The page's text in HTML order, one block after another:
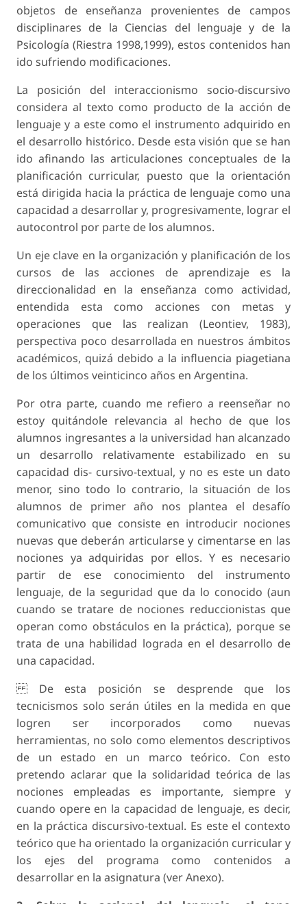
objetos de enseñanza provenientes de campos
disciplinares de la Ciencias del lenguaje y de la
Psicología (Riestra 1998,1999), estos contenidos han
ido sufriendo modificaciones.
La posición del interaccionismo socio-discursivo
considera al texto como producto de la acción de
lenguaje y a este como el instrumento adquirido en
el desarrollo histórico. Desde esta visión que se han
ido afinando las articulaciones conceptuales de la
planificación curricular, puesto que la orientación
está dirigida hacia la práctica de lenguaje como una
capacidad a desarrollar y, progresivamente, lograr el
autocontrol por parte de los alumnos.
Un eje clave en la organización y planificación de los
cursos de las acciones de aprendizaje es la
direccionalidad en la enseñanza como actividad,
entendida esta como acciones con metas y
operaciones que las realizan (Leontiev, 1983),
perspectiva poco desarrollada en nuestros ámbitos
académicos, quizá debido a la influencia piagetiana
de los últimos veinticinco años en Argentina.
Por otra parte, cuando me refiero a reenseñar no
estoy quitándole relevancia al hecho de que los
alumnos ingresantes a la universidad han alcanzado
un desarrollo relativamente estabilizado en su
capacidad dis- cursivo-textual, y no es este un dato
menor, sino todo lo contrario, la situación de los
alumnos de primer año nos plantea el desafío
comunicativo que consiste en introducir nociones
nuevas que deberán articularse y cimentarse en las
nociones ya adquiridas por ellos. Y es necesario
partir de ese conocimiento del instrumento
lenguaje, de la seguridad que da lo conocido (aun
cuando se tratare de nociones reduccionistas que
operan como obstáculos en la práctica), porque se
trata de una habilidad lograda en el desarrollo de
una capacidad.
De esta posición se desprende que los
tecnicismos solo serán útiles en la medida en que
logren ser incorporados como nuevas
herramientas, no solo como elementos descriptivos
de un estado en un marco teórico. Con esto
pretendo aclarar que la solidaridad teórica de las
nociones empleadas es importante, siempre y
cuando opere en la capacidad de lenguaje, es decir,
en la práctica discursivo-textual. Es este el contexto
teórico que ha orientado la organización curricular y
los ejes del programa como contenidos a
desarrollar en la asignatura (ver Anexo).